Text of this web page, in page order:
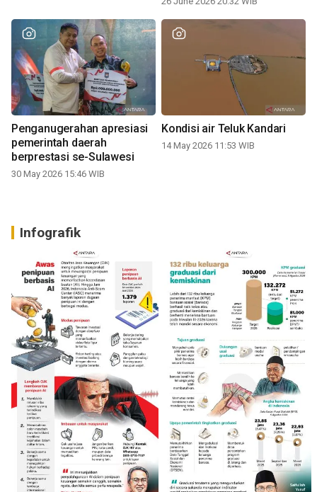
Penganugerahan apresiasi
pemerintah daerah
berprestasi se-Sulawesi
30 May 2026 15:46 WIB
Kondisi air Teluk Kandari
14 May 2026 11:53 WIB
Infografik